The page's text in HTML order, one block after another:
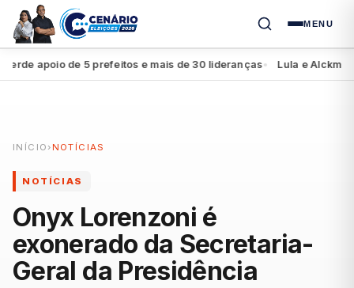
MENU
apoio de 5 prefeitos e mais de 30 lideranças● Lula e Alckmin
INÍCIO › NOTÍCIAS
NOTÍCIAS
Onyx Lorenzoni é
exonerado da Secretaria-
Geral da Presidência